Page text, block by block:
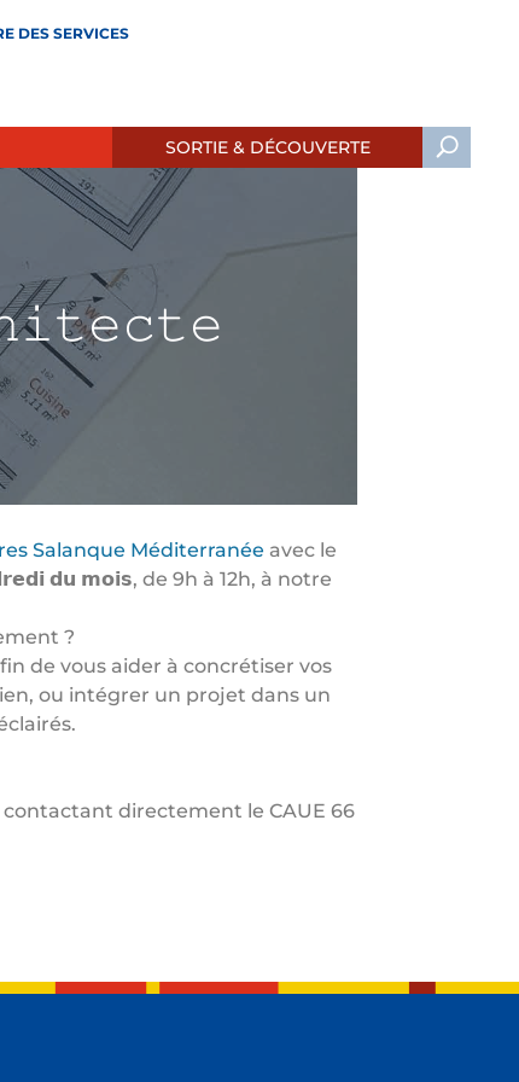
DES SERVICES
SORTIE & DÉCOUVERTE
Salanque Méditerranée avec le
𝗱𝘂 𝗺𝗼𝗶𝘀, de 9h à 12h, à notre
?
de vous aider à concrétiser vos
ou intégrer un projet dans un
directement le CAUE 66